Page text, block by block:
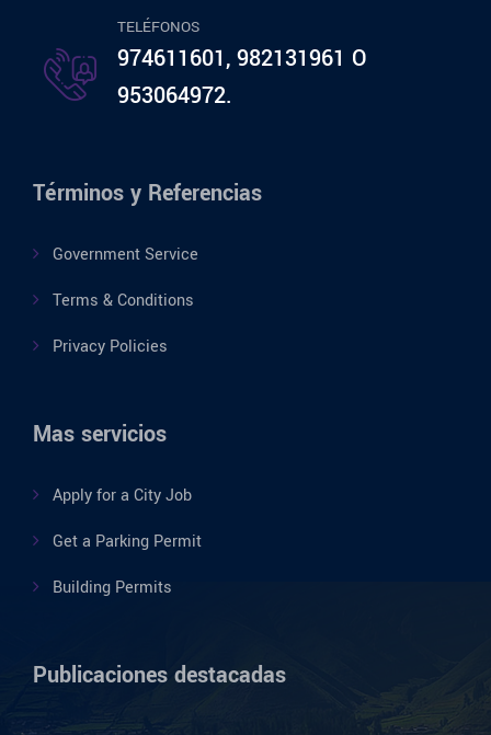
TELÉFONOS
974611601, 982131961 O
953064972.
Términos y Referencias
Government Service
Terms & Conditions
Privacy Policies
Mas servicios
Apply for a City Job
Get a Parking Permit
Building Permits
Publicaciones destacadas